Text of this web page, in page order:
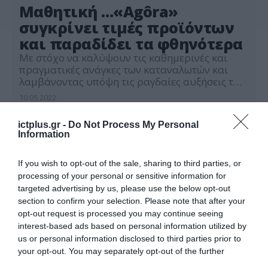
ictplus.gr - Do Not Process My Personal
Information
If you wish to opt-out of the sale, sharing to third parties, or
processing of your personal or sensitive information for
targeted advertising by us, please use the below opt-out
section to confirm your selection. Please note that after your
opt-out request is processed you may continue seeing
interest-based ads based on personal information utilized by
us or personal information disclosed to third parties prior to
your opt-out. You may separately opt-out of the further
Μαθητική …«Agôra»
συγκρίνει τιμές προϊόντων
και παραδίδει τα φθηνότερα
Με στόχο να καλύψουν τις καθημερινές και
πραγματικές ανάγκες των καταναλωτών και
λαμβάνοντας υπόψη τις ραγδαίες αυξήσεις των
ομάδα μαθητών από την Επισκοπή Κρήτης,
δημιούργησε τη δική της «Agôra», μια
ηλεκτρονική πλατφόρμα παραγγελιοληψίας και
διανομής προϊόντων σούπερ μάρκετ, που
καταναλωτή, στην […]